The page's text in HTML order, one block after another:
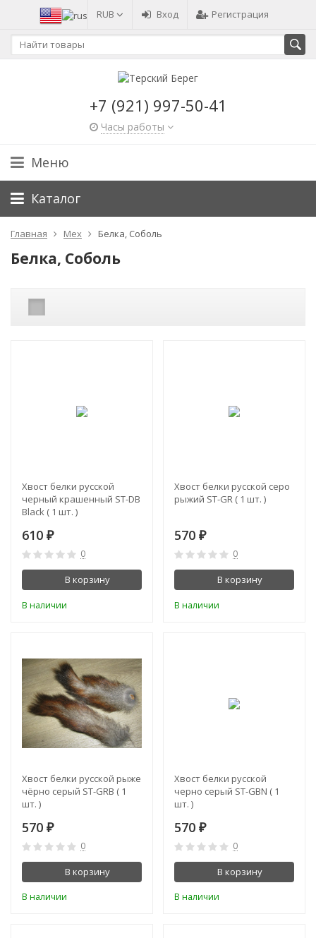
RUB Вход Регистрация
+7 (921) 997-50-41
Часы работы
Меню
Каталог
Главная Мех Белка, Соболь
Белка, Соболь
Хвост белки русской
черный крашенный ST-DB
Black ( 1 шт. )
610 ₽
0
В корзину
В наличии
Хвост белки русской серо
рыжий ST-GR ( 1 шт. )
570 ₽
0
В корзину
В наличии
Хвост белки русской рыже
чёрно серый ST-GRB ( 1
шт. )
570 ₽
0
В корзину
В наличии
Хвост белки русской
черно серый ST-GBN ( 1
шт. )
570 ₽
0
В корзину
В наличии